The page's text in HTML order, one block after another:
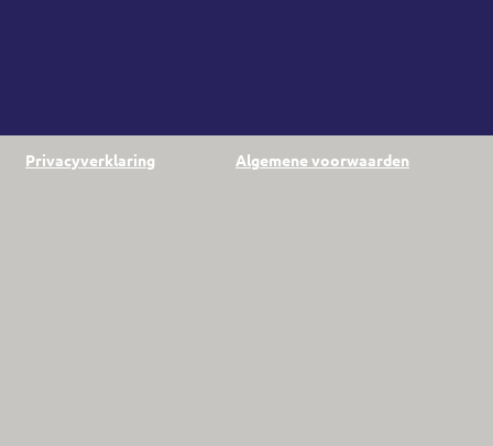
Privacyverklaring Algemene voorwaarden